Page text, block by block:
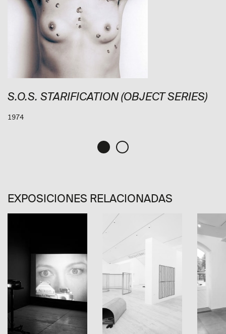
S.O.S. STARIFICATION (OBJECT SERIES)
1974
EXPOSICIONES RELACIONADAS